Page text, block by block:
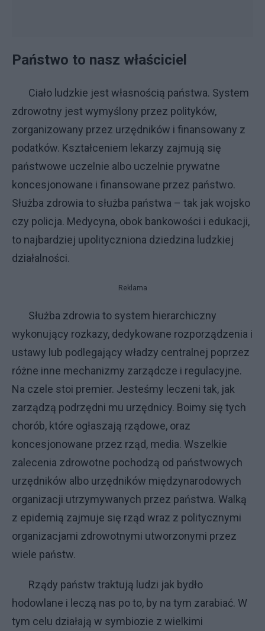
Państwo to nasz właściciel
Ciało ludzkie jest własnością państwa. System
zdrowotny jest wymyślony przez polityków,
zorganizowany przez urzędników i finansowany z
podatków. Kształceniem lekarzy zajmują się
państwowe uczelnie albo uczelnie prywatne
koncesjonowane i finansowane przez państwo.
Służba zdrowia to służba państwa – tak jak wojsko
czy policja. Medycyna, obok bankowości i edukacji,
to najbardziej upolityczniona dziedzina ludzkiej
działalności.
Reklama
Służba zdrowia to system hierarchiczny
wykonujący rozkazy, dedykowane rozporządzenia i
ustawy lub podlegający władzy centralnej poprzez
różne inne mechanizmy zarządcze i regulacyjne.
Na czele stoi premier. Jesteśmy leczeni tak, jak
zarządzą podrzędni mu urzędnicy. Boimy się tych
chorób, które ogłaszają rządowe, oraz
koncesjonowane przez rząd, media. Wszelkie
zalecenia zdrowotne pochodzą od państwowych
urzędników albo urzędników międzynarodowych
organizacji utrzymywanych przez państwa. Walką
z epidemią zajmuje się rząd wraz z politycznymi
organizacjami zdrowotnymi utworzonymi przez
wiele państw.
Rządy państw traktują ludzi jak bydło
hodowlane i leczą nas po to, by na tym zarabiać. W
tym celu działają w symbiozie z wielkimi